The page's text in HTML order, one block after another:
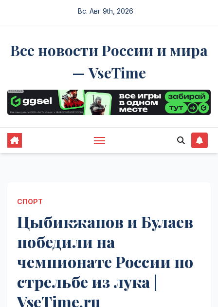
Вс. Авг 9th, 2026
Все новости России и мира
— VseTime
СПОРТ
Цыбикжапов и Булаев
победили на
чемпионате России по
стрельбе из лука |
VseTime.ru